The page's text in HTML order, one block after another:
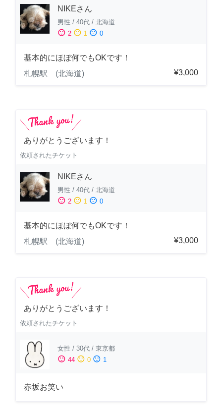
NIKEさん
男性 / 40代 / 北海道
sentiment_satisfied 2 sentiment_neutral 1 sentiment_dissatisfied 0
基本的にほぼ何でもOKです！
札幌駅 (北海道)
¥3,000
ありがとうございます！
依頼されたチケット
NIKEさん
男性 / 40代 / 北海道
sentiment_satisfied 2 sentiment_neutral 1 sentiment_dissatisfied 0
基本的にほぼ何でもOKです！
札幌駅 (北海道)
¥3,000
ありがとうございます！
依頼されたチケット
女性 / 30代 / 東京都
sentiment_satisfied 44 sentiment_neutral 0 sentiment_dissatisfied 1
赤坂お笑い